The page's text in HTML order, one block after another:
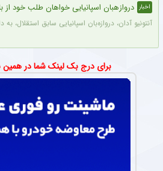
اخبار دروازهبان اسپانیایی خواهان طلب خود از
آنتونیو آدان، دروازه‌بان اسپانیایی سابق استقلال، به دلیل اختلاف ۱۰۰ تا ۲۰۰ هزار یورویی در مطالبات خود، قصد
برای درج بک لینک شما در همین